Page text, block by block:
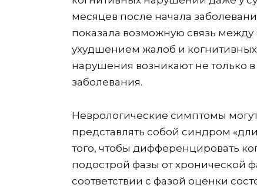
месяцев после начала
показала возможную связь
ухудшением жалоб и
нарушения возникают не только
заболевания.
Неврологические симптомы
представлять собой синдром
того, чтобы дифференцировать
подострой фазы от хронической
соответствии с фазой оценки